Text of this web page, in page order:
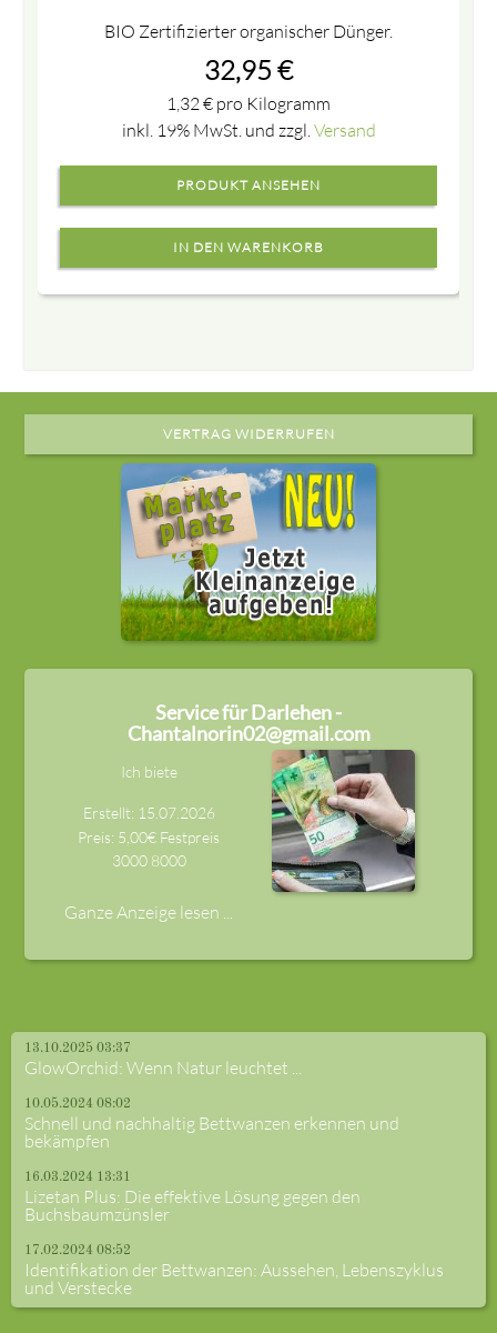
BIO Zertifizierter organischer Dünger.
32,95 €
1,32 € pro Kilogramm
inkl. 19% MwSt. und zzgl. Versand
PRODUKT ANSEHEN
VERTRAG WIDERRUFEN
Service für Darlehen -
Chantalnorin02@gmail.com
Ich biete
Erstellt: 15.07.2026
Preis: 5,00€ Festpreis
3000 8000
Ganze Anzeige lesen ...
13.10.2025 03:37
GlowOrchid: Wenn Natur leuchtet ...
10.05.2024 08:02
Schnell und nachhaltig Bettwanzen erkennen und
bekämpfen
16.03.2024 13:31
Lizetan Plus: Die effektive Lösung gegen den
Buchsbaumzünsler
17.02.2024 08:52
Identifikation der Bettwanzen: Aussehen, Lebenszyklus
und Verstecke